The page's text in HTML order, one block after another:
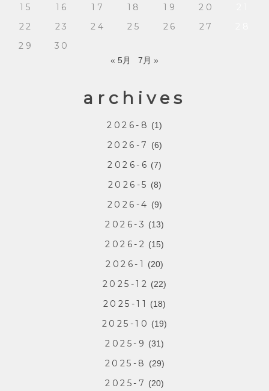
15 16 17 18 19 20
22
23 24 25 26 27
29
30
« 5月 7月 »
archives
2026-8 (1)
2026-7 (6)
2026-6 (7)
2026-5 (8)
2026-4 (9)
2026-3 (13)
2026-2 (15)
2026-1 (20)
2025-12 (22)
2025-11 (18)
2025-10 (19)
2025-9 (31)
2025-8 (29)
2025-7 (20)